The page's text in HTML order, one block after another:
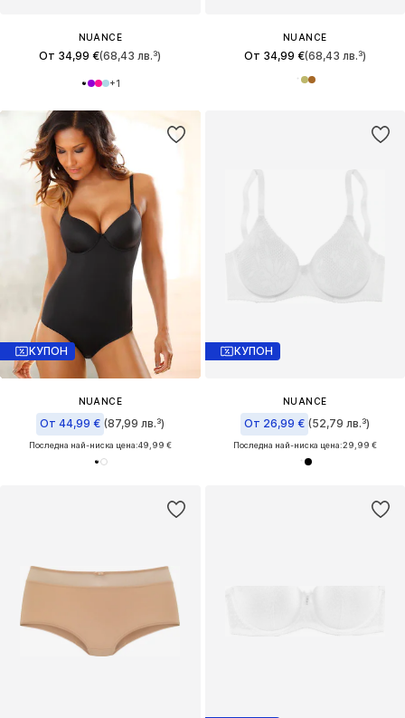
NUANCE
От 34,99 €(68,43 лв.³)
+1
NUANCE
От 34,99 €(68,43 лв.³)
КУПОН
NUANCE
От 44,99 € (87,99 лв.³)
Последна най-ниска цена:49,99 €
КУПОН
NUANCE
От 26,99 € (52,79 лв.³)
Последна най-ниска цена:29,99 €